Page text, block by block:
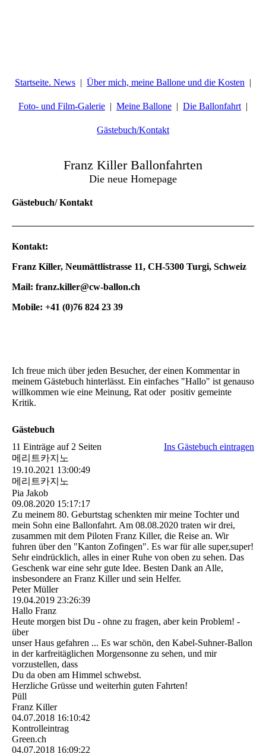
Startseite. News Über mich, meine Ballone und die Kosten
Foto- und Film-Galerie Meine Ballone Die Ballonfahrt
Gästebuch/Kontakt
Franz Killer Ballonfahrten
Die neue Homepage
Gästebuch/ Kontakt
Kontakt:
Franz Killer, Neumättlistrasse 11, CH-5300 Turgi, Schweiz
Mail: franz.killer@cw-ballon.ch
Mobile: +41 (0)76 824 23 39
Ich freue mich über jeden Besucher, der einen Kommentar in
meinem Gästebuch hinterlässt. Ein einfaches "Hallo" ist genauso
willkommen wie eine Meinung, Rat oder positiv gemeinte
Kritik.
Gästebuch
11 Einträge auf 2 Seiten
Ins Gästebuch eintragen
메리트카지노
19.10.2021 13:00:49
메리트카지노
Pia Jakob
09.08.2020 15:17:17
Zu meinem 80. Geburtstag schenkten mir meine Tochter und
mein Sohn eine Ballonfahrt. Am 08.08.2020 traten wir drei,
zusammen mit dem Piloten Franz Killer, die Reise an. Wir
fuhren über den "Kanton Zofingen". Es war für alle super,super!
Sehr eindrücklich, alles in einer Ruhe von oben zu sehen. Das
Geschenk war eine sehr gute Idee. Besten Dank an Alle,
insbesondere an Franz Killer und sein Helfer.
Peter Müller
19.04.2019 23:26:39
Hallo Franz
Heute morgen bist Du - ohne zu fragen, aber kein Problem! -
über
unser Haus gefahren ... Es war schön, den Kabel-Suhner-Ballon
in der karfreitäglichen Morgensonne zu sehen, und mir
vorzustellen, dass
Du da oben am Himmel schwebst.
Herzliche Grüsse und weiterhin guten Fahrten!
Püll
Franz Killer
04.07.2018 16:10:42
Kontrolleintrag
Green.ch
04.07.2018 16:09:22